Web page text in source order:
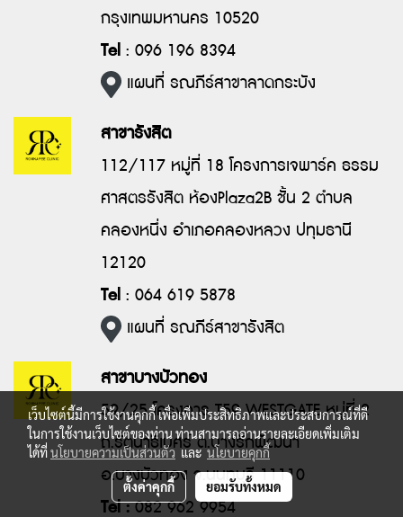
กรุงเทพมหานคร 10520
Tel : 096 196 8394
แผนที่ รณภีร์สาขาลาดกระบัง
สาขารังสิต
112/117 หมู่ที่ 18 โครงการเจพาร์ค ธรรม
ศาสตร​รังสิต ห้องPlaza2B ชั้น 2 ตำบล
คลองหนึ่ง อำเภอคลองหลวง ปทุมธานี
12120
Tel : 064 619 5878
แผนที่ รณภีร์สาขารังสิต
สาขาบางบัวทอง
59/25 โครงการ T59 WESTGATE หมู่ที่ 2
ถ.รัตนาธิเบศร์ ต.บางรักพัฒนา
อ.บางบัวทอง จ.นนทบุรี 11110
Tel :082 962 9954
เว็บไซต์นี้มีการใช้งานคุกกี้ เพื่อเพิ่มประสิทธิภาพและประสบการณ์ที่ดี
ในการใช้งานเว็บไซต์ของท่าน ท่านสามารถอ่านรายละเอียดเพิ่มเติม
ได้ที่นโยบายความเป็นส่วนตัว และนโยบายคุกกี้
ตั้งค่าคุกกี้ ยอมรับทั้งหมด